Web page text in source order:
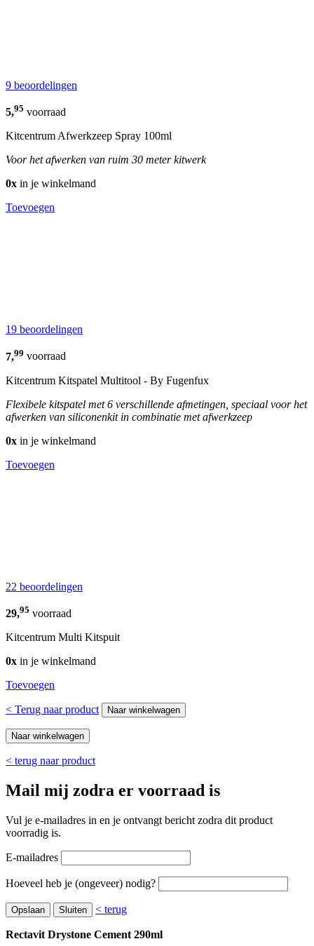
9 beoordelingen
5,95 voorraad
Kitcentrum Afwerkzeep Spray 100ml
Voor het afwerken van ruim 30 meter kitwerk
0x in je winkelmand
Toevoegen
19 beoordelingen
7,99 voorraad
Kitcentrum Kitspatel Multitool - By Fugenfux
Flexibele kitspatel met 6 verschillende afmetingen, speciaal voor het
afwerken van siliconenkit in combinatie met afwerkzeep
0x in je winkelmand
Toevoegen
22 beoordelingen
29,95 voorraad
Kitcentrum Multi Kitspuit
0x in je winkelmand
Toevoegen
< Terug naar product Naar winkelwagen
Naar winkelwagen
< terug naar product
Mail mij zodra er voorraad is
Vul je e-mailadres in en je ontvangt bericht zodra dit product
voorradig is.
E-mailadres
Hoeveel heb je (ongeveer) nodig?
Opslaan Sluiten < terug
Rectavit Drystone Cement 290ml